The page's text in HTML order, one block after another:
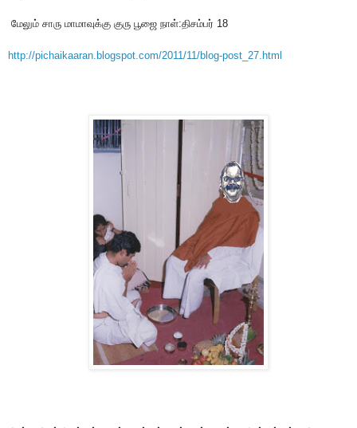
மேலும் சாரு மாமாவுக்கு குரு பூஜை நாள்:திசம்பர் 18
http://pichaikaaran.blogspot.com/2011/11/blog-post_27.html